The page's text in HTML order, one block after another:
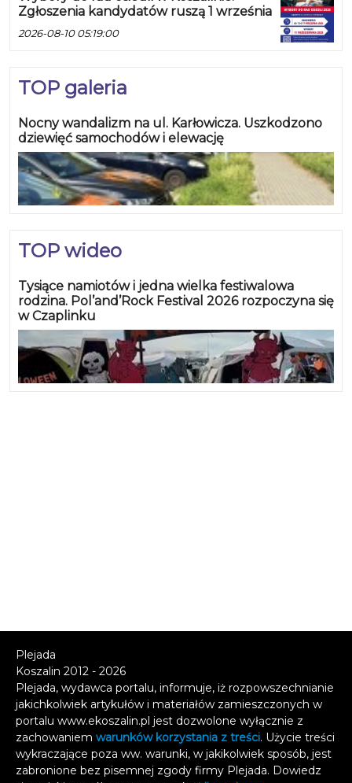
Zgłoszenia kandydatów ruszą 1 września
2026-08-10 05:19:00
TOP galeria
Nocny wandalizm na ul. Karłowicza. Uszkodzono
dziewięć samochodów i elewację
TOP wideo
Tysiące namiotów i jedna wielka festiwalowa
rodzina. Pol’and’Rock Festival 2026 rozpoczyna się
w Czaplinku
Plejada
Koszalin 2012 - 2026
Plejada, wydawca portalu, informuje, iż rozpowszechnianie
jakichkolwiek artykułów i materiałów zamieszczonych w
portalu www.ekoszalin.pl jest dozwolone wyłącznie z
zachowaniem warunków korzystania z treści. Użycie treści
wykraczające poza ww. warunki, w jakikolwiek sposób, jest
zabronione bez pisemnej zgody firmy Plejada. Dowiedz